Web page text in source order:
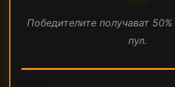
Победителите получават
пул.